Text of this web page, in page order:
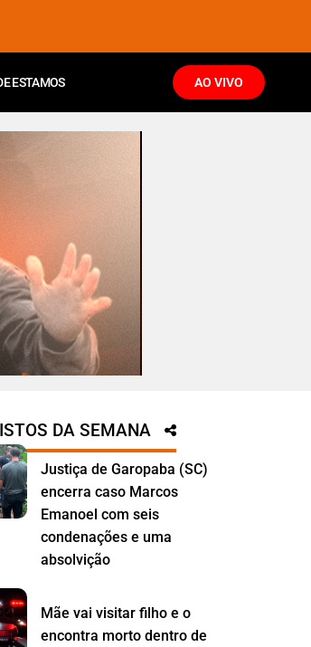
ESTAMOS AO VIVO
DA SEMANA
Justiça de Garopaba (SC)
encerra caso Marcos
Emanoel com seis
condenações e uma
absolvição
Mãe vai visitar filho e o
encontra morto dentro de